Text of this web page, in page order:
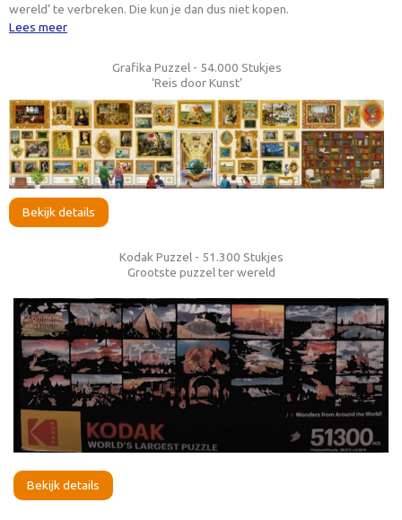
wereld’ te verbreken. Die kun je dan dus niet kopen.
Lees meer
Grafika Puzzel - 54.000 Stukjes
‘Reis door Kunst’
Bekijk details
Kodak Puzzel - 51.300 Stukjes
Grootste puzzel ter wereld
Bekijk details